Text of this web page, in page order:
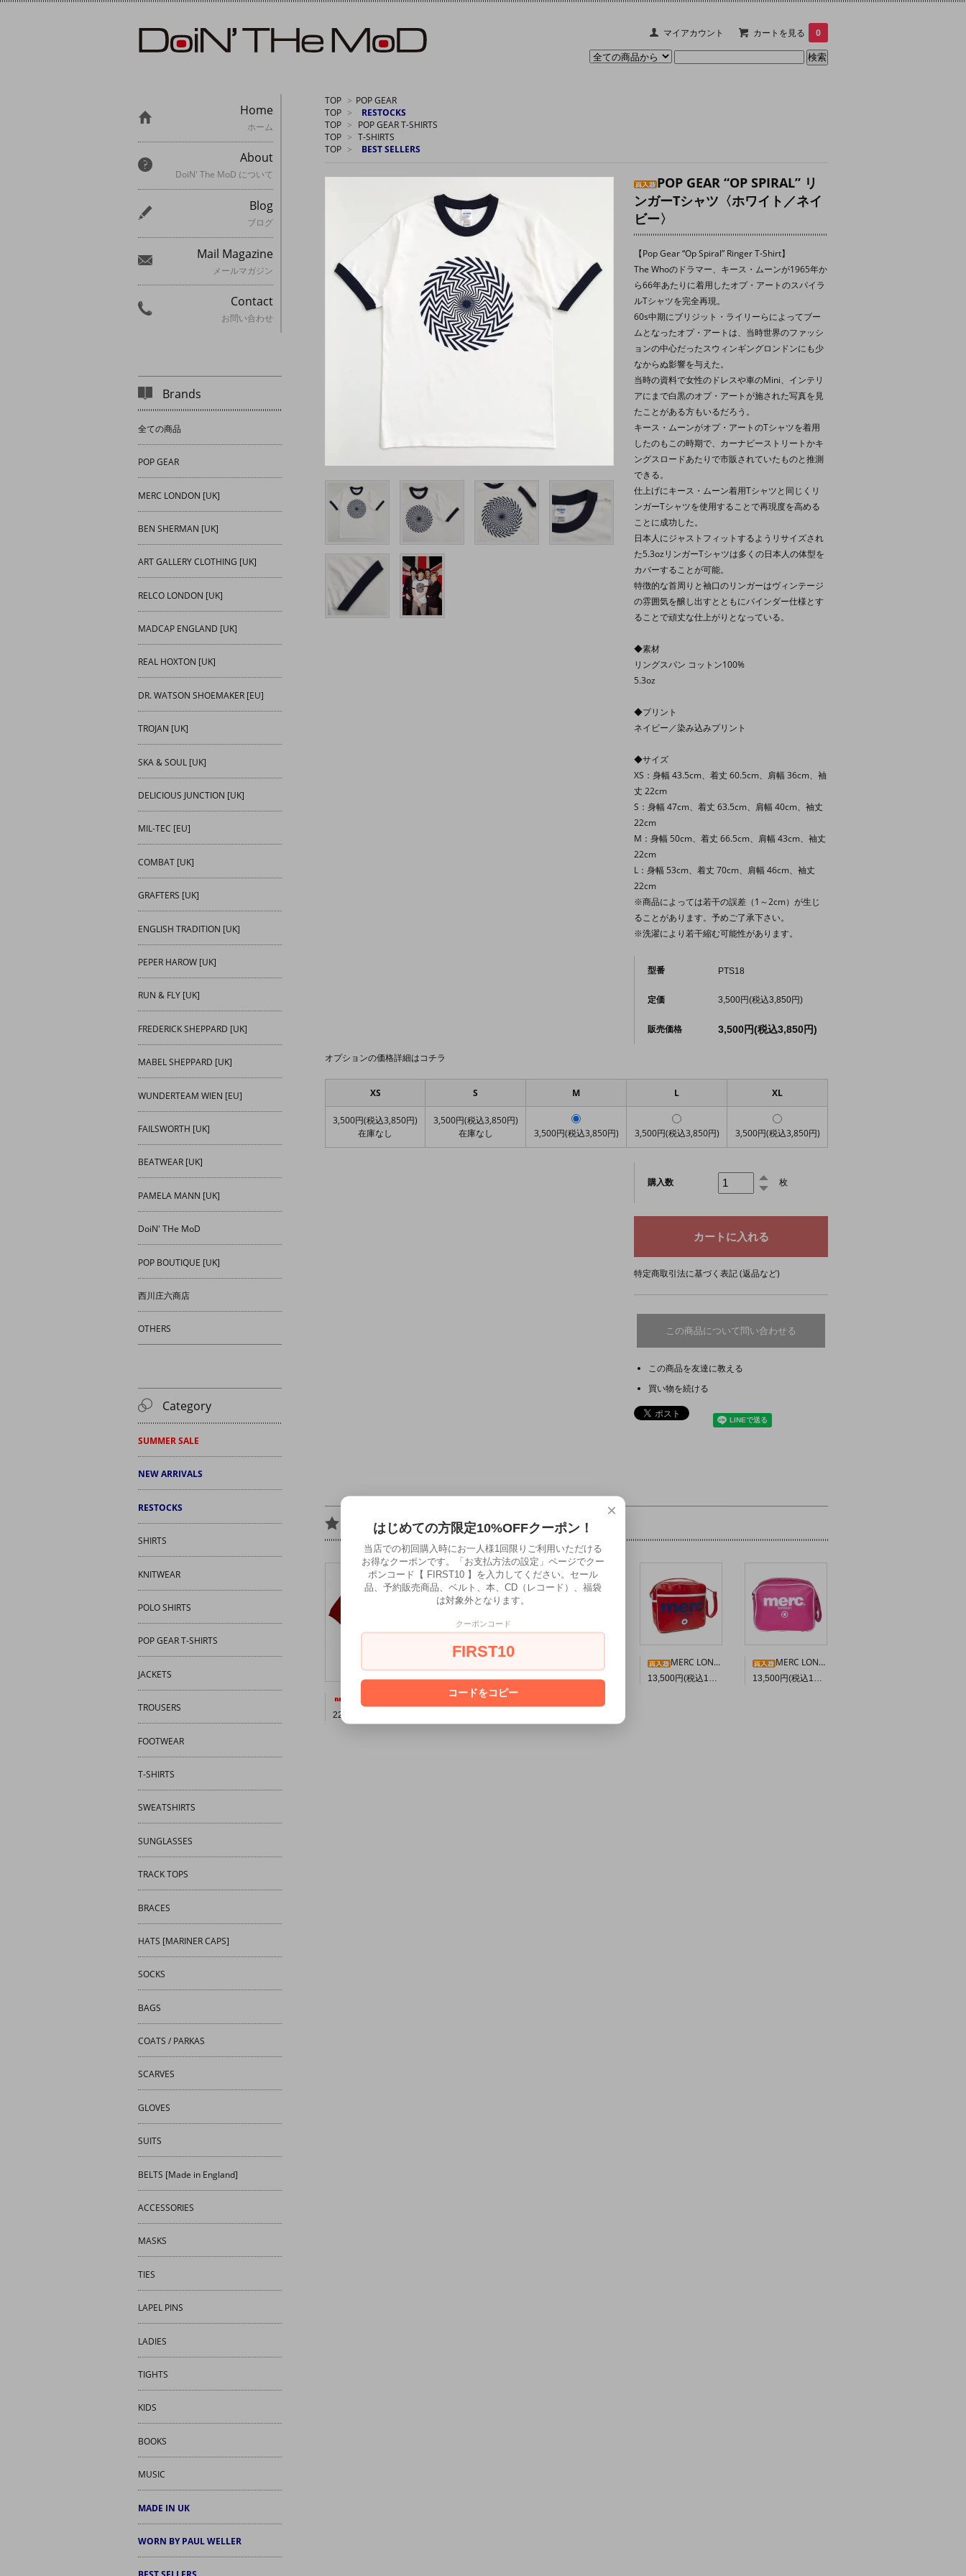
マイアカウント カートを見る 0
TOP > POP GEAR
TOP >
RESTOCKS
TOP > POP GEAR T-SHIRTS
TOP > T-SHIRTS
TOP > BEST SELLERS
POP GEAR “OP SPIRAL” リ
ンガーTシャツ〈ホワイト／ネイ
ビー〉
【Pop Gear “Op Spiral” Ringer T-Shirt】
The Whoのドラマー、キース・ムーンが1965年か
ら66年あたりに着用したオプ・アートのスパイラ
ルTシャツを完全再現。
60s中期にブリジット・ライリーらによってブー
ムとなったオプ・アートは、当時世界のファッシ
ョンの中心だったスウィンギングロンドンにも少
なからぬ影響を与えた。
当時の資料で女性のドレスや車のMini、インテリ
アにまで白黒のオプ・アートが施された写真を見
たことがある方もいるだろう。
キース・ムーンがオプ・アートのTシャツを着用
したのもこの時期で、カーナビーストリートかキ
ングスロードあたりで市販されていたものと推測
できる。
仕上げにキース・ムーン着用Tシャツと同じくリ
ンガーTシャツを使用することで再現度を高める
ことに成功した。
日本人にジャストフィットするようリサイズされ
た5.3ozリンガーTシャツは多くの日本人の体型を
カバーすることが可能。
特徴的な首周りと袖口のリンガーはヴィンテージ
の雰囲気を醸し出すとともにバインダー仕様とす
ることで頑丈な仕上がりとなっている。
◆素材
リングスパン コットン100%
5.3oz
◆プリント
ネイビー／染み込みプリント
◆サイズ
XS：身幅 43.5cm、着丈 60.5cm、肩幅 36cm、袖
丈 22cm
S：身幅 47cm、着丈 63.5cm、肩幅 40cm、袖丈
22cm
M：身幅 50cm、着丈 66.5cm、肩幅 43cm、袖丈
22cm
L：身幅 53cm、着丈 70cm、肩幅 46cm、袖丈
22cm
※商品によっては若干の誤差（1～2cm）が生じ
ることがあります。予めご了承下さい。
※洗濯により若干縮む可能性があります。
型番 PTS18
定価 3,500円(税込3,850円)
販売価格 3,500円(税込3,850円)
オプションの価格詳細はコチラ
XS S M L XL
3,500円(税込3,850円)
在庫なし
3,500円(税込3,850円)
在庫なし
3,500円(税込3,850円) 3,500円(税込3,850円) 3,500円(税込3,850円)
購入数 枚
特定商取引法に基づく表記 (返品など)
この商品について問い合わせる
この商品を友達に教える
買い物を続ける
Recommended Gear
MERC LONDON “ARCHIE” マーセライズド コットン ニットポロ〈セージ〉
13,500円(税込14,850円)
MERC LONDON エアラインバッグ〈レッド〉
13,500円(税込14,850円)
MERC LONDON “OLLIE” ショルダーバッグ〈ピンク〉
13,500円(税込14,850円)
Home
ホーム
About
DoiN' The MoD について
Blog
ブログ
Mail Magazine
メールマガジン
Contact
お問い合わせ
Brands
全ての商品
POP GEAR
MERC LONDON [UK]
BEN SHERMAN [UK]
ART GALLERY CLOTHING [UK]
RELCO LONDON [UK]
MADCAP ENGLAND [UK]
REAL HOXTON [UK]
DR. WATSON SHOEMAKER [EU]
TROJAN [UK]
SKA & SOUL [UK]
DELICIOUS JUNCTION [UK]
MIL-TEC [EU]
COMBAT [UK]
GRAFTERS [UK]
ENGLISH TRADITION [UK]
PEPER HAROW [UK]
RUN & FLY [UK]
FREDERICK SHEPPARD [UK]
MABEL SHEPPARD [UK]
WUNDERTEAM WIEN [EU]
FAILSWORTH [UK]
BEATWEAR [UK]
PAMELA MANN [UK]
DoiN' THe MoD
POP BOUTIQUE [UK]
西川庄六商店
OTHERS
Category
SUMMER SALE
NEW ARRIVALS
RESTOCKS
SHIRTS
KNITWEAR
POLO SHIRTS
POP GEAR T-SHIRTS
JACKETS
TROUSERS
FOOTWEAR
T-SHIRTS
SWEATSHIRTS
SUNGLASSES
TRACK TOPS
BRACES
HATS [MARINER CAPS]
SOCKS
BAGS
COATS / PARKAS
SCARVES
GLOVES
SUITS
BELTS [Made in England]
ACCESSORIES
MASKS
TIES
LAPEL PINS
LADIES
TIGHTS
KIDS
BOOKS
MUSIC
MADE IN UK
WORN BY PAUL WELLER
×
はじめての方限定10%OFFクーポン！
当店での初回購入時にお一人様1回限りご利用いただける
お得なクーポンです。「お支払方法の設定」ページでクー
ポンコード【 FIRST10 】を入力してください。セール
品、予約販売商品、ベルト、本、CD（レコード）、福袋
は対象外となります。
クーポンコード
FIRST10
コードをコピー